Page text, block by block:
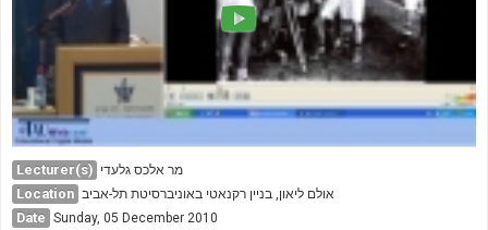
Lecturer(s) מר אלכס גלעדי
Location אולם ליאון, בניין רקנאטי באוניברסיטת תל-אביב
Date Sunday, 05 December 2010